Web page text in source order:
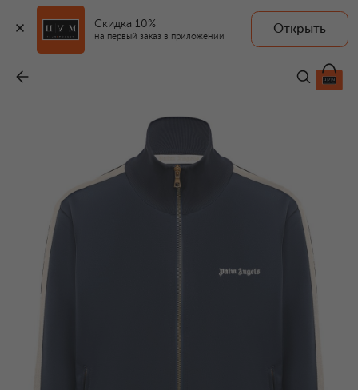
Скидка 10%
на первый заказ в приложении
Открыть